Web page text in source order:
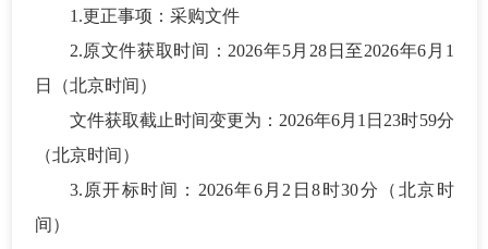
1.更正事项：采购文件
2.原文件获取时间： 2026年5月 28日至2026年6 月 1
日
（北京时间）
文件获取截止时间变更为： 2026年6月 1 日 23时59分
（北京时间）
3.原开标时间： 2026年6月 2 日8时30分
（北京时
间）